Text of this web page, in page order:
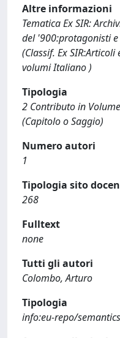
Altre informazioni
Tematica Ex SIR:
del '900:protagonisti
(Classif. Ex
volumi Italiano )
Tipologia
2 Contributo in
(Capitolo o Saggio)
Numero autori
1
Tipologia sito
268
Fulltext
none
Tutti gli autori
Colombo, Arturo
Tipologia
info:eu-repo/